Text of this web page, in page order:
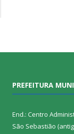
PREFEITURA
End.: Centro
São Sebastião